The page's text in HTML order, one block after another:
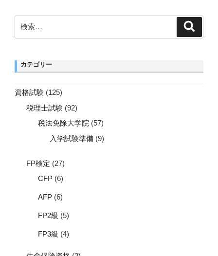
索:
カテゴリー
資格試験 (125)
税理士試験 (92)
税法免除大学院 (57)
入学試験準備 (9)
FP検定 (27)
CFP (6)
AFP (6)
FP2級 (5)
FP3級 (4)